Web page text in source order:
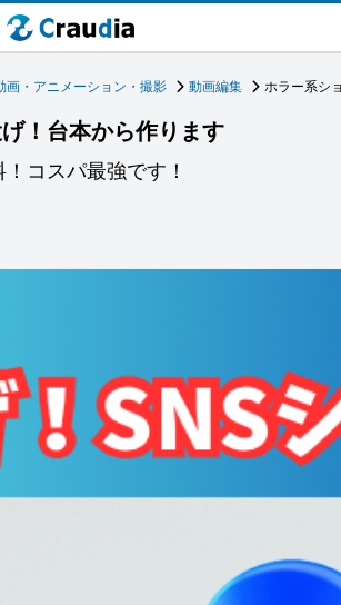
画・アニメーション・撮影 動画編集 ホラー系シ
！台本から作ります
コスパ最強です！